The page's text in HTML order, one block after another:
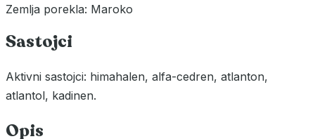
Zemlja porekla: Maroko
Sastojci
Aktivni sastojci: himahalen, alfa-cedren, atlanton,
atlantol, kadinen.
Opis